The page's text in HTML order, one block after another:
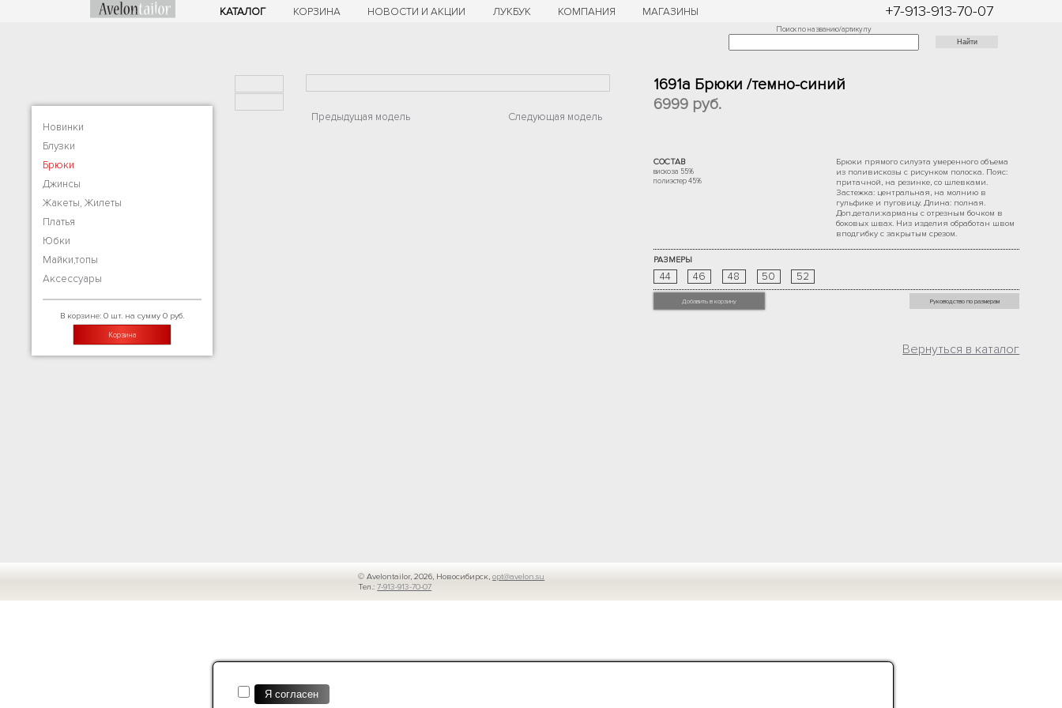
КАТАЛОГ КОРЗИНА НОВОСТИ И АКЦИИ ЛУКБУК КОМПАНИЯ МАГАЗИНЫ +7-913-913-70-07
Поиск по названию/артикулу
Новинки
Блузки
Брюки
Джинсы
Жакеты, Жилеты
Платья
Юбки
Майки,топы
Аксессуары
В корзине: 0 шт. на сумму 0 руб.
Корзина
Предыдущая модель Следующая модель
1691а Брюки /темно-синий
6999руб.
СОСТАВ
вискоза 55%
полиэстер 45%
Брюки прямого силуэта умеренного объема
из поливискозы с рисунком полоска. Пояс:
притачной, на резинке, со шлевками.
Застежка: центральная, на молнию в
гульфике и пуговицу. Длина: полная.
Доп.детали:карманы с отрезным бочком в
боковых швах. Низ изделия обработан швом
вподгибку с закрытым срезом.
РАЗМЕРЫ
44 46 48 50 52
Добавить в корзину Руководство по размерам
Вернуться в каталог
© Avelontailor, 2026, Новосибирск,opt@avelon.su
Тел.:7-913-913-70-07